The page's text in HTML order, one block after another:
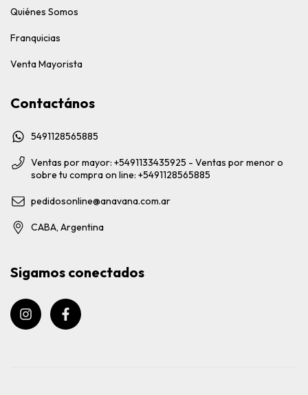
Quiénes Somos
Franquicias
Venta Mayorista
Contactános
5491128565885
Ventas por mayor: +5491133435925 - Ventas por menor o
sobre tu compra on line: +5491128565885
pedidosonline@anavana.com.ar
CABA, Argentina
Sigamos conectados